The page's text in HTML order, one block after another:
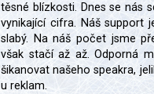
těsné blízkosti. Dnes se nás
vynikající cifra. Náš support
slabý. Na náš počet jsme
však stačí až až. Odporná
šikanovat našeho speakra,
u reklam.